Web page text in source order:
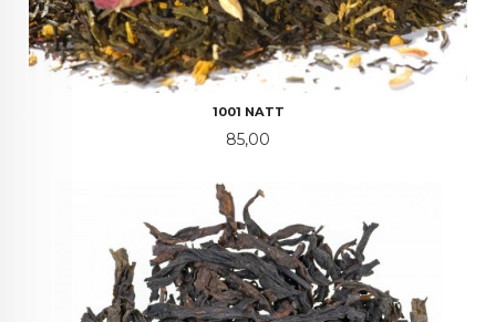
1001 NATT
Pris
85,00